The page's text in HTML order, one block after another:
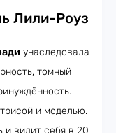
Лили-Роуз
унаследовала
томный
и моделью.
и видит себя в 20